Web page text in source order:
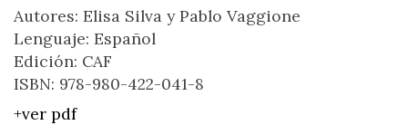
Autores: Elisa Silva y Pablo Vaggione
Lenguaje: Español
Edición: CAF
ISBN: 978-980-422-041-8
+ver pdf